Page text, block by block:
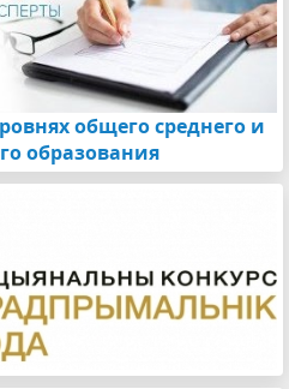
общего среднего и
образования